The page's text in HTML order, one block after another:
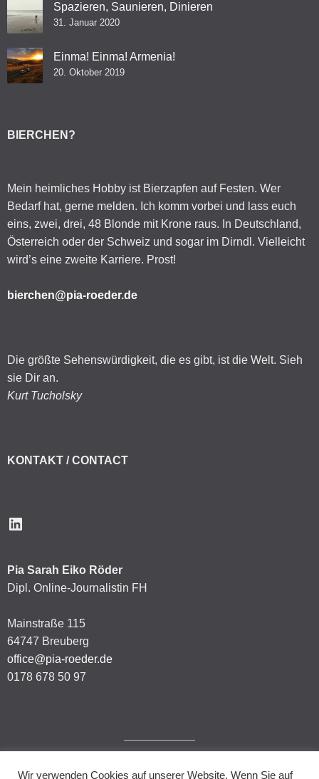
Spazieren, Saunieren, Dinieren
31. Januar 2020
Einma! Einma! Armenia!
20. Oktober 2019
BIERCHEN?
Mein heimliches Hobby ist Bierzapfen auf Festen. Wer
Bedarf hat, gerne melden. Ich komm vorbei und lass euch
eins, zwei, drei, 48 Blonde mit Krone raus. In Deutschland,
Österreich oder der Schweiz und sogar im Dirndl. Vielleicht
wird’s eine zweite Karriere. Prost!
bierchen@pia-roeder.de
Die größte Sehenswürdigkeit, die es gibt, ist die Welt. Sieh
sie Dir an.
Kurt Tucholsky
KONTAKT / CONTACT
LinkedIn
Pia Sarah Eiko Röder
Dipl. Online-Journalistin FH
Mainstraße 115
64747 Breuberg
office@pia-roeder.de
0178 678 50 97
Wir verwenden Cookies auf unserer Website. Wenn Sie auf